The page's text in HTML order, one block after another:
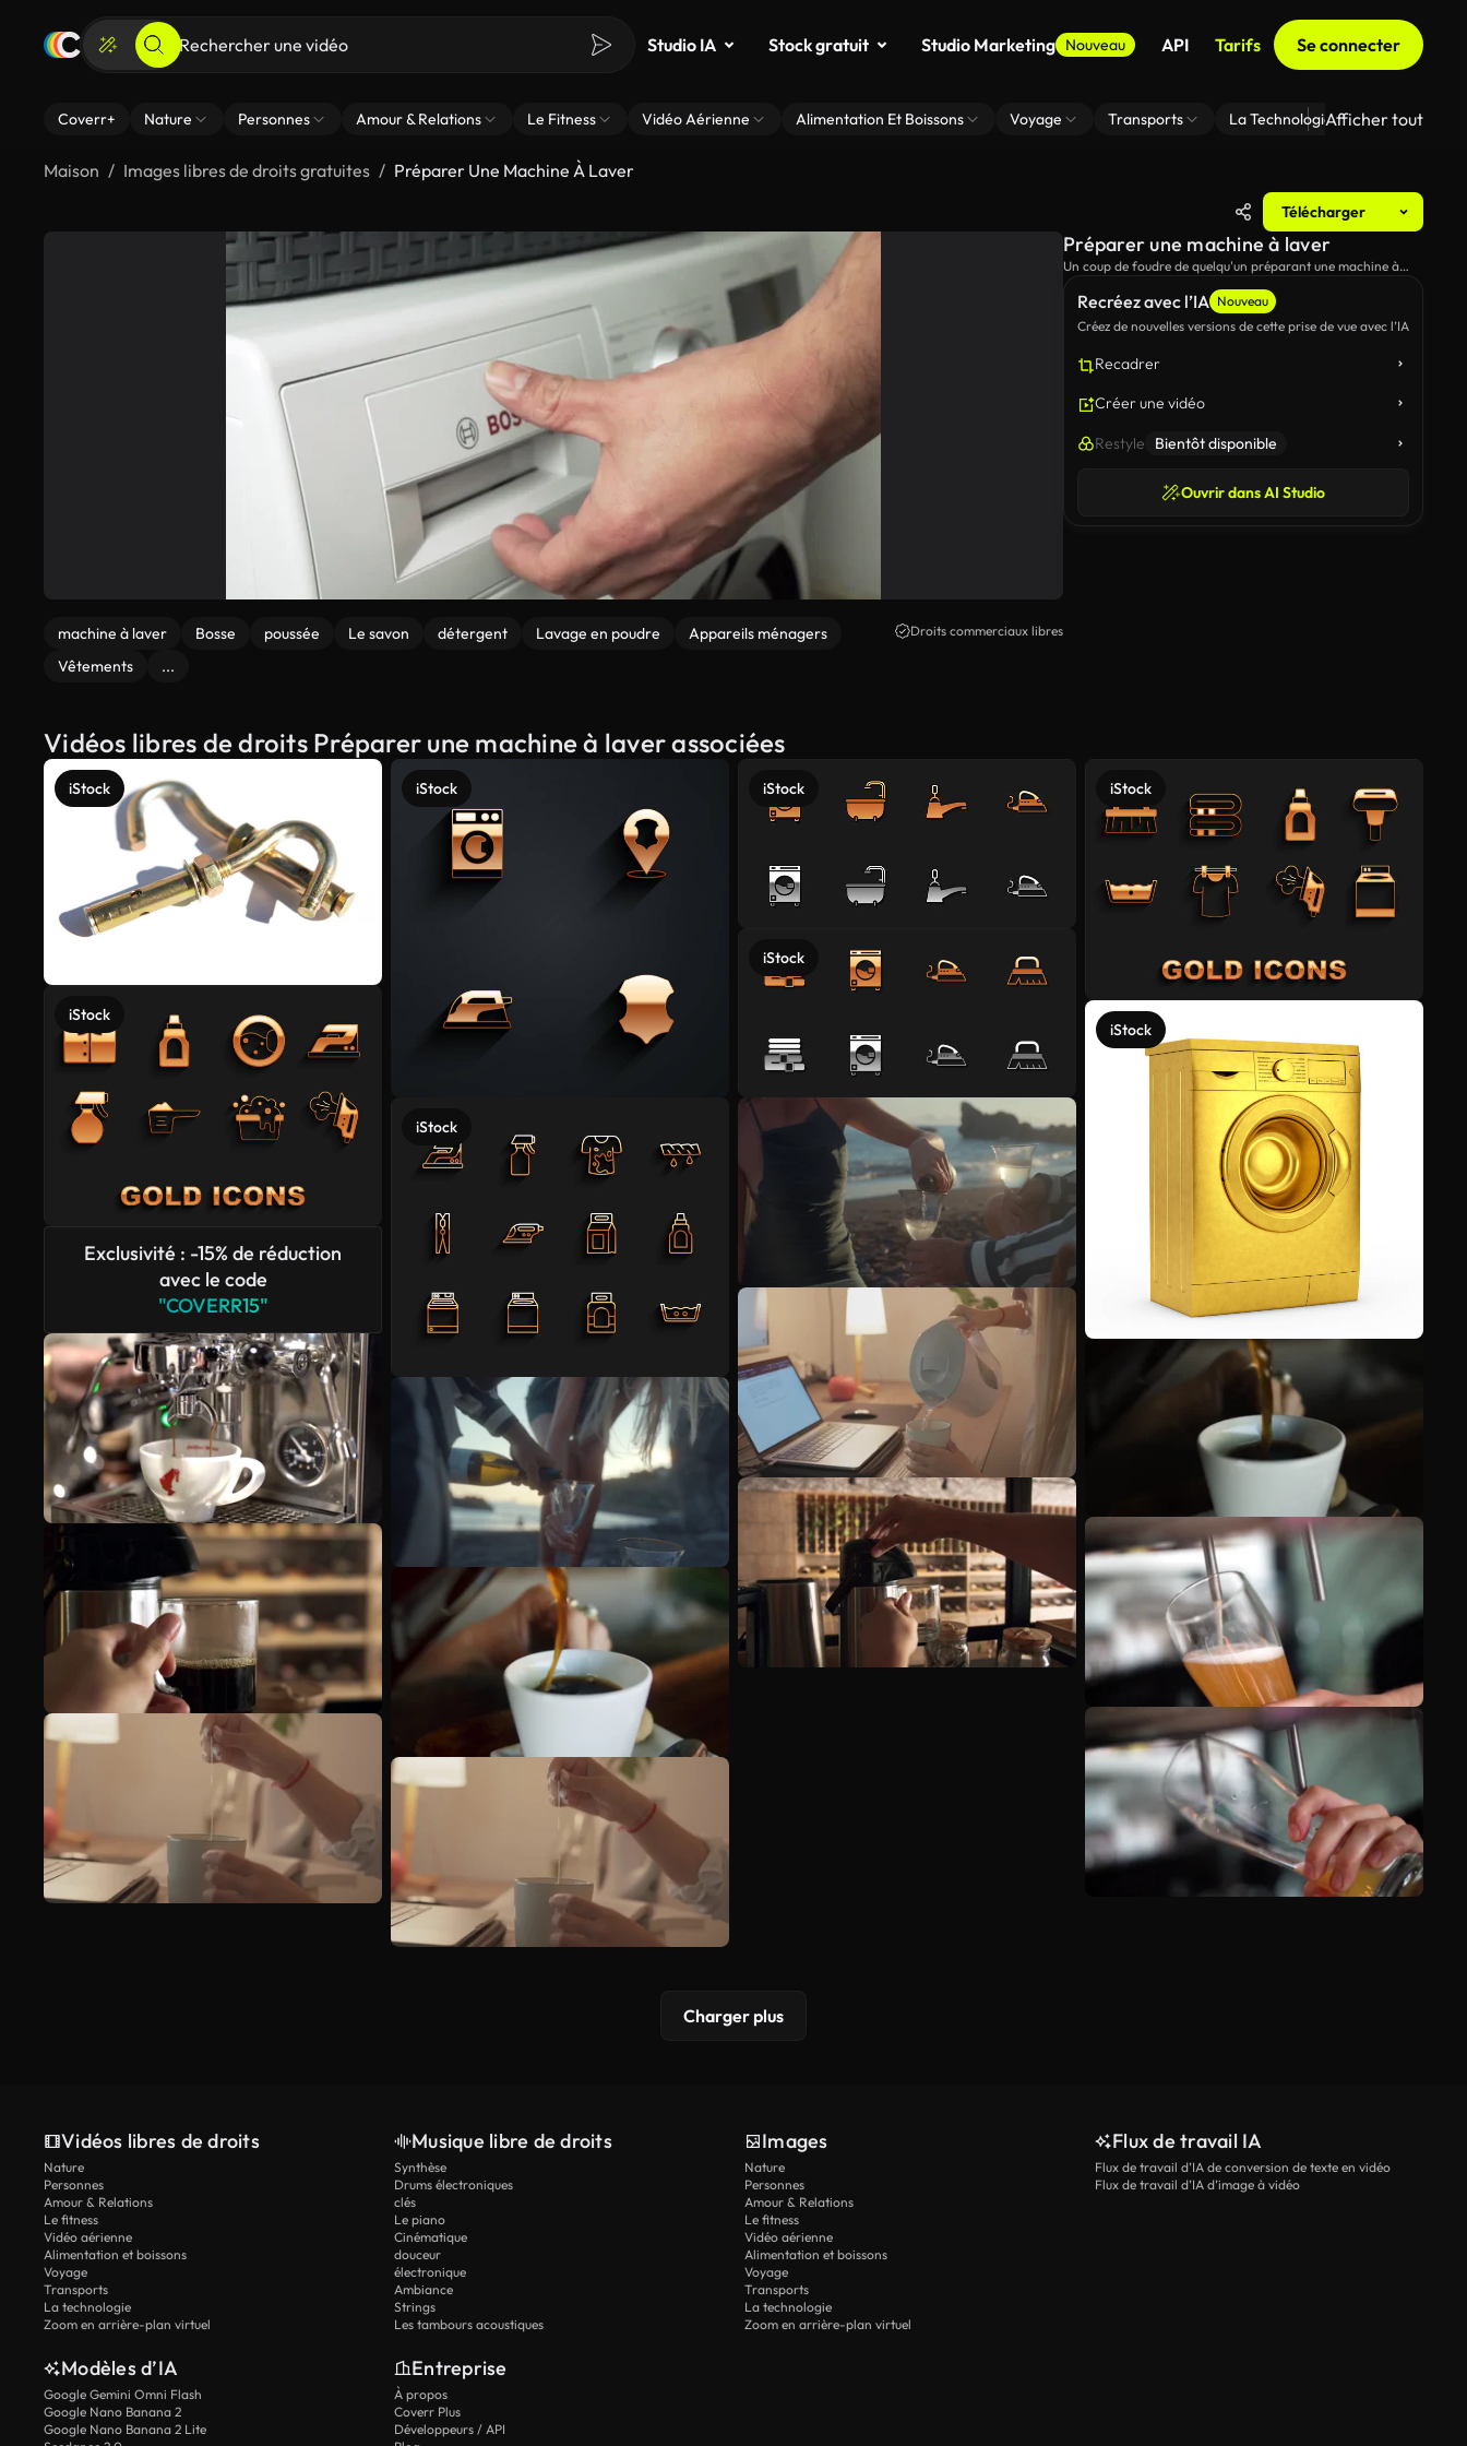
Studio IA Stock gratuit Studio Marketing Nouveau API Tarifs Se connecter
Coverr+ Nature Personnes Amour & Relations Le Fitness Vidéo Aérienne Alimentation Et Boissons Voyage Transports La Technologie Zoom En
Afficher tout
Maison Images libres de droits gratuites Préparer Une Machine À Laver
Télécharger
machine à laver Bosse poussée Le savon détergent Lavage en poudre
Appareils ménagers
Vêtements
...
Droits commerciaux libres
Recréez avec l’IA Nouveau
Créez de nouvelles versions de cette prise de vue avec l’IA
Recadrer
Créer une vidéo
Restyle Bientôt disponible
Ouvrir dans AI Studio
Préparer une machine à laver
Un coup de foudre de quelqu'un préparant une machine à
Vidéos libres de droits Préparer une machine à laver associées
iStock
iStock
Exclusivité : -15% de réduction
avec le code
"COVERR15"
iStock
iStock
iStock
iStock
iStock
iStock
Voir plus
Charger plus
Vidéos libres de droits
Nature
Personnes
Amour & Relations
Le fitness
Vidéo aérienne
Alimentation et boissons
Voyage
Transports
La technologie
Zoom en arrière-plan virtuel
Musique libre de droits
Synthèse
Drums électroniques
clés
Le piano
Cinématique
douceur
électronique
Ambiance
Strings
Les tambours acoustiques
Images
Nature
Personnes
Amour & Relations
Le fitness
Vidéo aérienne
Alimentation et boissons
Voyage
Transports
La technologie
Zoom en arrière-plan virtuel
Flux de travail IA
Flux de travail d’IA de conversion de texte en vidéo
Flux de travail d’IA d’image à vidéo
Modèles d’IA
Google Gemini Omni Flash
Google Nano Banana 2
Google Nano Banana 2 Lite
Entreprise
À propos
Coverr Plus
Développeurs / API